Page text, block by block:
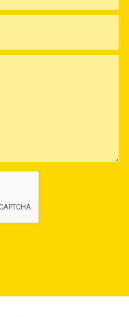
RẺ - MÃ SỐ: X001
GIÁ RẺ - MÃ SỐ: BCF01